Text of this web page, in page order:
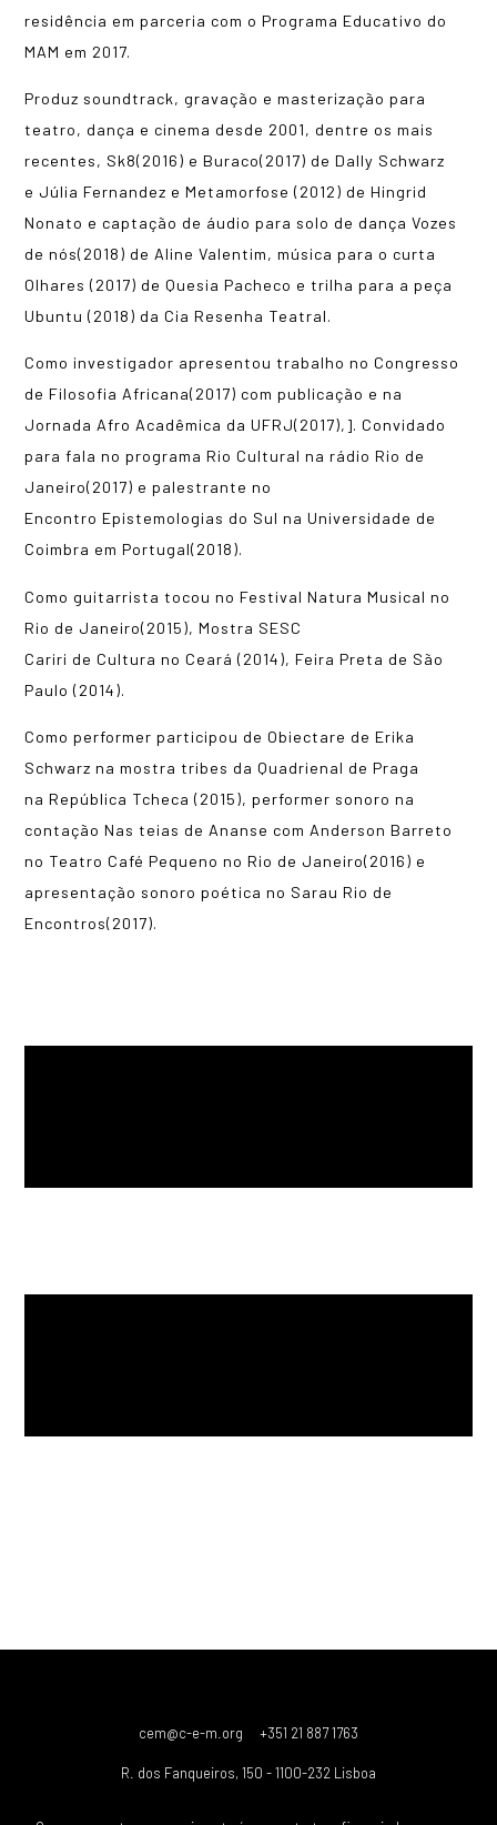
residência em parceria com o Programa Educativo do
MAM em 2017.
Produz soundtrack, gravação e masterização para
teatro, dança e cinema desde 2001, dentre os mais
recentes, Sk8(2016) e Buraco(2017) de Dally Schwarz
e Júlia Fernandez e Metamorfose (2012) de Hingrid
Nonato e captação de áudio para solo de dança Vozes
de nós(2018) de Aline Valentim, música para o curta
Olhares (2017) de Quesia Pacheco e trilha para a peça
Ubuntu (2018) da Cia Resenha Teatral.
Como investigador apresentou trabalho no Congresso
de Filosofia Africana(2017) com publicação e na
Jornada Afro Acadêmica da UFRJ(2017),]. Convidado
para fala no programa Rio Cultural na rádio Rio de
Janeiro(2017) e palestrante no
Encontro Epistemologias do Sul na Universidade de
Coimbra em Portugal(2018).
Como guitarrista tocou no Festival Natura Musical no
Rio de Janeiro(2015), Mostra SESC
Cariri de Cultura no Ceará (2014), Feira Preta de São
Paulo (2014).
Como performer participou de Obiectare de Erika
Schwarz na mostra tribes da Quadrienal de Praga
na República Tcheca (2015), performer sonoro na
contação Nas teias de Ananse com Anderson Barreto
no Teatro Café Pequeno no Rio de Janeiro(2016) e
apresentação sonoro poética no Sarau Rio de
Encontros(2017).
cem@c-e-m.org +351 21 887 1763
R. dos Fanqueiros, 150 - 1100-232 Lisboa